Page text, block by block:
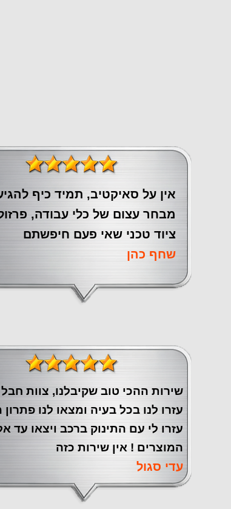
אין על סאיקטיב, תמיד כיף
מבחר עצום של כלי עבודה,
ציוד טכני שאי פעם חיפשתם
שחף כהן
שירות ההכי טוב שקיבלנו, צוות
עזרו לנו בכל בעיה ומצאו לנו פתרון
עזרו לי עם התינוק ברכב ויצאו עד
המוצרים ! אין שירות כזה
עדי סגול